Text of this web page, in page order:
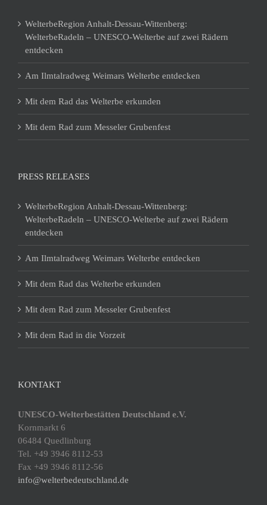
WelterbeRegion Anhalt-Dessau-Wittenberg:
WelterbeRadeln – UNESCO-Welterbe auf zwei Rädern
entdecken
Am Ilmtalradweg Weimars Welterbe entdecken
Mit dem Rad das Welterbe erkunden
Mit dem Rad zum Messeler Grubenfest
PRESS RELEASES
WelterbeRegion Anhalt-Dessau-Wittenberg:
WelterbeRadeln – UNESCO-Welterbe auf zwei Rädern
entdecken
Am Ilmtalradweg Weimars Welterbe entdecken
Mit dem Rad das Welterbe erkunden
Mit dem Rad zum Messeler Grubenfest
Mit dem Rad in die Vorzeit
KONTAKT
UNESCO-Welterbestätten Deutschland e.V.
Kornmarkt 6
06484 Quedlinburg
Tel. +49 3946 8112-53
Fax +49 3946 8112-56
info@welterbedeutschland.de